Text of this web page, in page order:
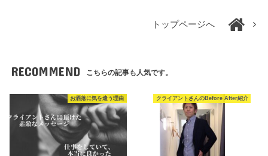
トップページへ
RECOMMEND こちらの記事も人気です。
お洒落に気を遣う理由 クライアントさんのBefore After紹介